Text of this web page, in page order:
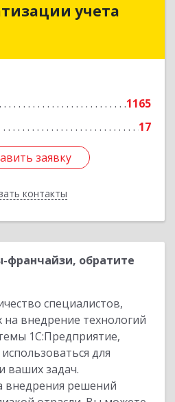
учета
1165
17
заявку
контакты
Тула г, Ленина пр-кт, дом
заявку
Назад
обратите
специалистов,
на внедрение технологий
1С:Предприятие,
для
ваших задач.
внедрения решений